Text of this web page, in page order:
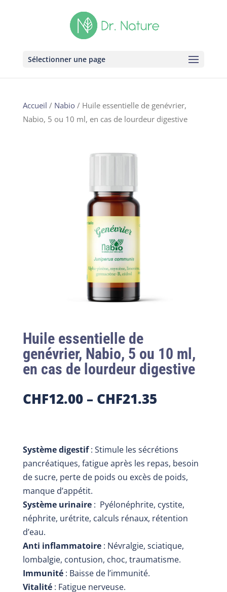
Sélectionner une page
Accueil / Nabio/ Huile essentielle de genévrier,
Nabio, 5 ou 10 ml, en cas de lourdeur digestive
Huile essentielle de
genévrier, Nabio, 5 ou 10 ml,
en cas de lourdeur digestive
CHF12.00– CHF21.35
Système digestif: Stimule les sécrétions
pancréatiques, fatigue après les repas, besoin
de sucre, perte de poids ou excès de poids,
manque d’appétit.
Système urinaire: Pyélonéphrite, cystite,
néphrite, urétrite, calculs rénaux, rétention
d’eau.
Anti inflammatoire: Névralgie, sciatique,
lombalgie, contusion, choc, traumatisme.
Immunité: Baisse de l’immunité.
Vitalité: Fatigue nerveuse.